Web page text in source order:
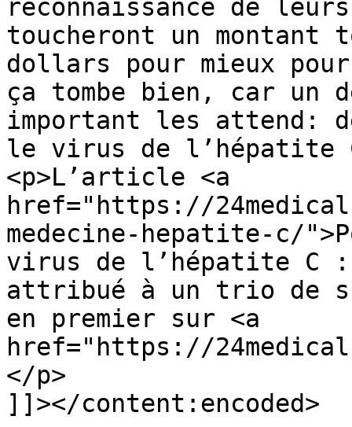
reconnaissance de
toucheront un
dollars pour mieux
ça tombe bien, car un
important les attend:
le virus de l’hépatite
<p>L’article <a
href="https://
medecine-hepatite-c/
virus de l’hépatite C :
attribué à un trio de
en premier sur <a
href="https://
</p>
]]></content:encoded>